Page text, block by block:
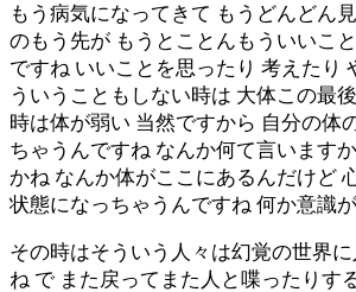
もう病気になってきて もうどんどん
のもう先が もうとことんもういいこ
ですね いいことを思ったり 考えたり
ういうこともしない時は 大体この最
時は体が弱い 当然ですから 自分の体
ちゃうんですね なんか何て言います
かね なんか体がここにあるんだけど
状態になっちゃうんですね 何か意識
その時はそういう人々は幻覚の世界
ね で また戻ってまた人と喋ったりす